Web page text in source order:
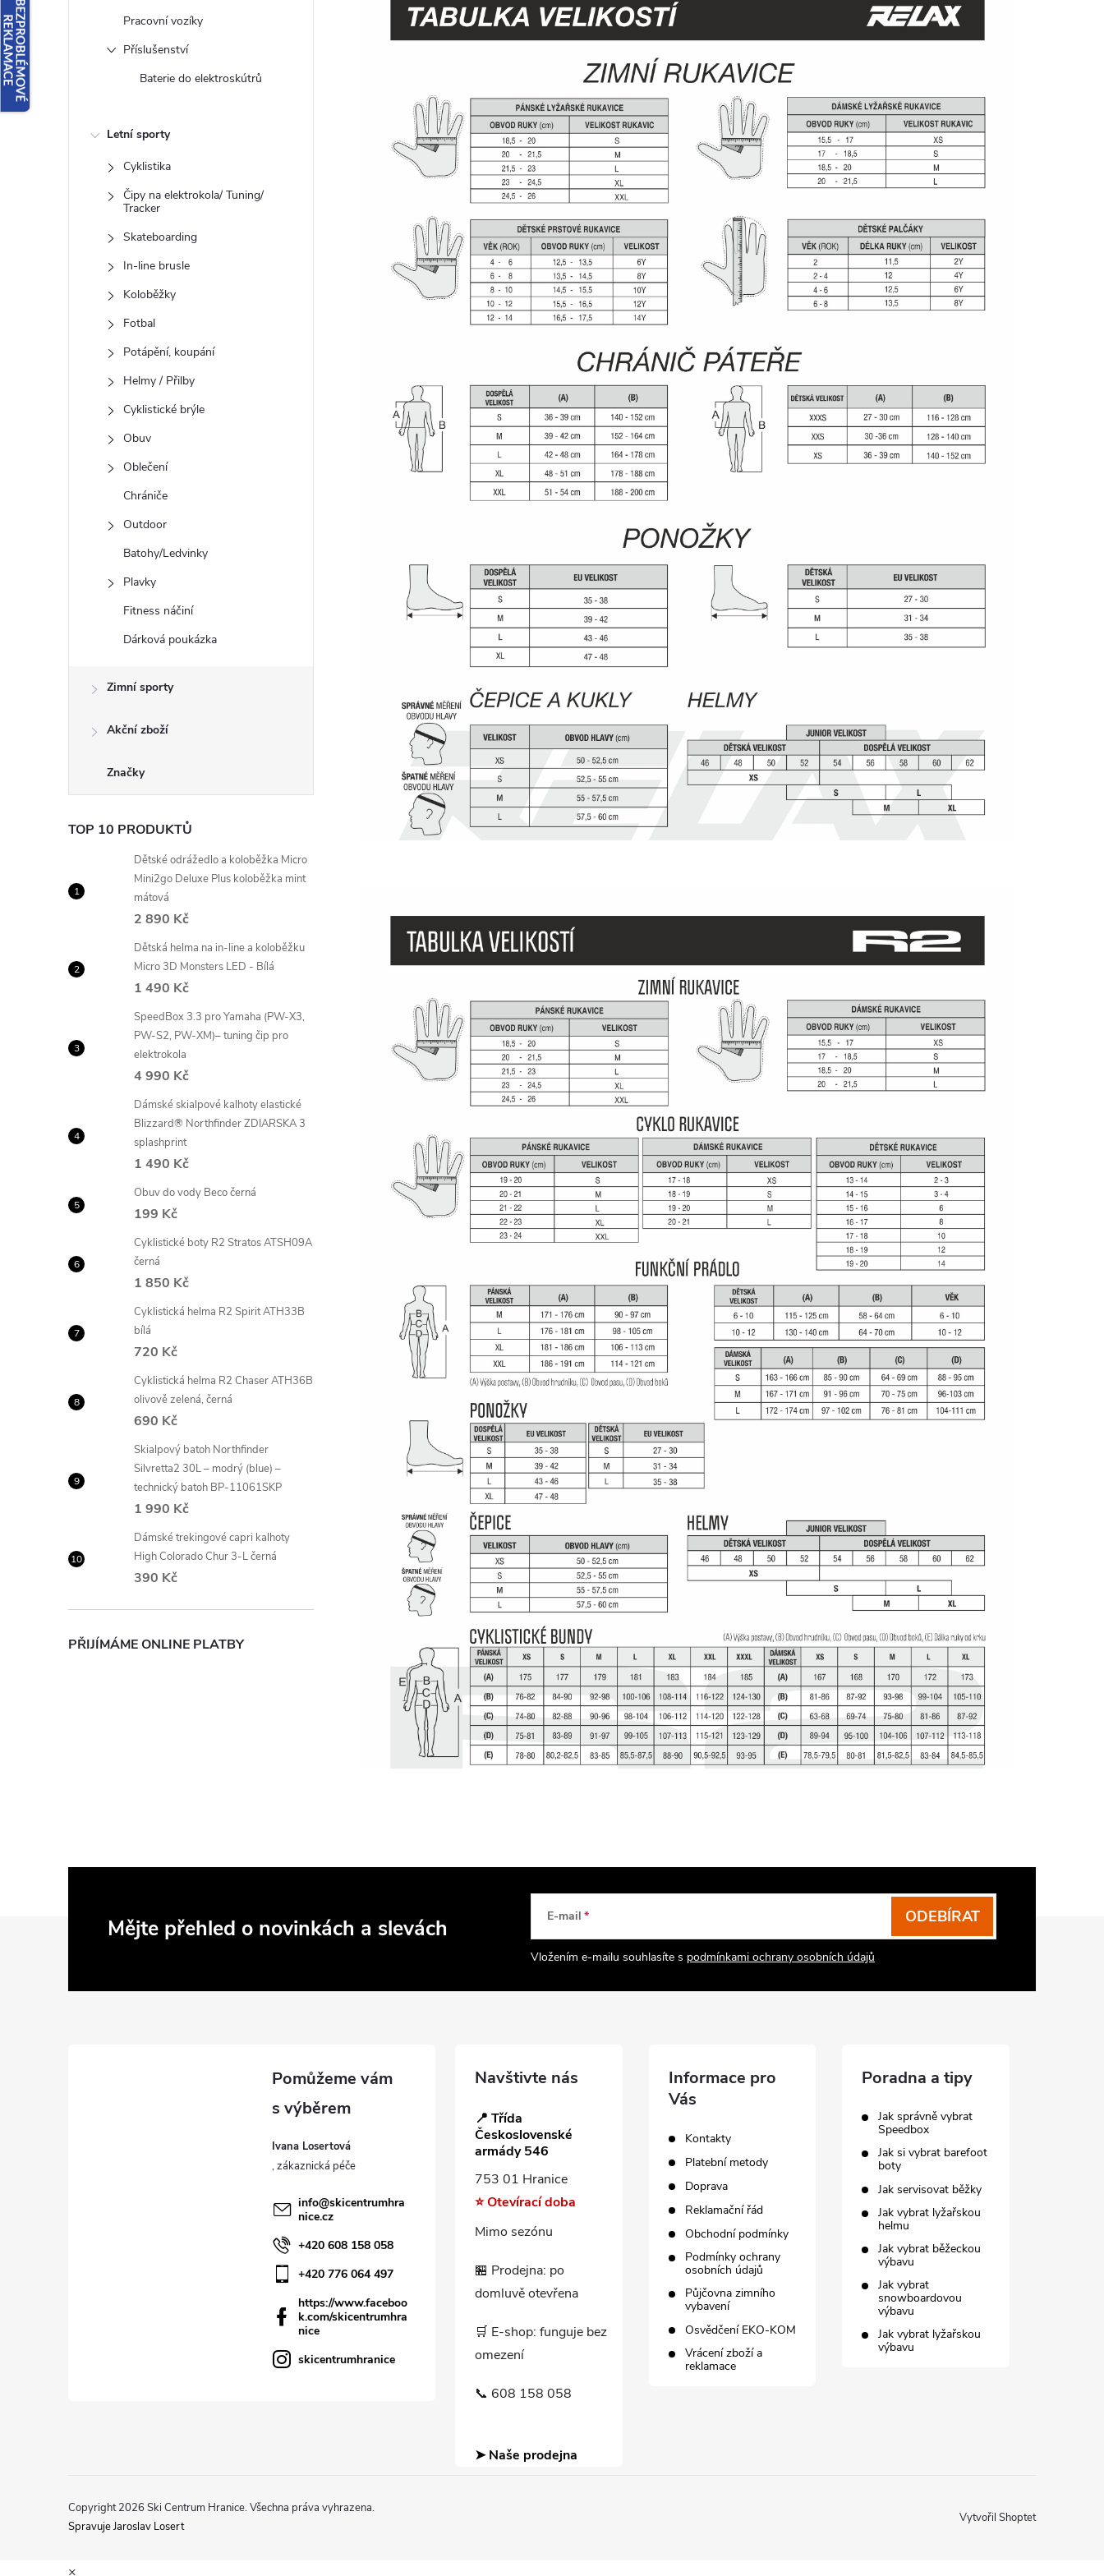
Pracovní vozíky
Příslušenství
Baterie do elektroskútrů
Letní sporty
Cyklistika
Čipy na elektrokola/ Tuning/
Tracker
Skateboarding
In-line brusle
Koloběžky
Fotbal
Potápění, koupání
Helmy / Přilby
Cyklistické brýle
Obuv
Oblečení
Chrániče
Outdoor
Batohy/Ledvinky
Plavky
Fitness náčiní
Dárková poukázka
Zimní sporty
Akční zboží
Značky
TOP 10 PRODUKTŮ
Dětské odrážedlo a koloběžka Micro
Mini2go Deluxe Plus koloběžka mint
mátová
2 890 Kč
Dětská helma na in-line a koloběžku
Micro 3D Monsters LED - Bílá
1 490 Kč
SpeedBox 3.3 pro Yamaha (PW-X3,
PW-S2, PW-XM)– tuning čip pro
elektrokola
4 990 Kč
Dámské skialpové kalhoty elastické
Blizzard® Northfinder ZDIARSKA 3
splashprint
1 490 Kč
Obuv do vody Beco černá
199 Kč
Cyklistické boty R2 Stratos ATSH09A
černá
1 850 Kč
Cyklistická helma R2 Spirit ATH33B
bílá
720 Kč
Cyklistická helma R2 Chaser ATH36B
olivově zelená, černá
690 Kč
Skialpový batoh Northfinder
Silvretta2 30L – modrý (blue) –
technický batoh BP-11061SKP
1 990 Kč
Dámské trekingové capri kalhoty
High Colorado Chur 3-L černá
390 Kč
PŘIJÍMÁME ONLINE PLATBY
Mějte přehled o novinkách a slevách E-mail
Vložením e-mailu souhlasíte s podmínkami ochrany osobních údajů
ODEBÍRAT
Ivana Losertová
info@skicentrumhra
nice.cz
+420 608 158 058
+420 776 064 497
https://www.faceboo
k.com/skicentrumhra
nice
skicentrumhranice
Navštivte nás
📍 Třída
Československé
armády 546
753 01 Hranice
⭐ Otevírací doba
Mimo sezónu
🏪 Prodejna: po
domluvě otevřena
🛒 E-shop: funguje bez
omezení
📞 608 158 058
➤ Naše prodejna
Informace pro
Vás
Kontakty
Platební metody
Doprava
Reklamační řád
Obchodní podmínky
Podmínky ochrany
osobních údajů
Půjčovna zimního
vybavení
Osvědčení EKO-KOM
Vrácení zboží a
reklamace
Poradna a tipy
Jak správně vybrat
Speedbox
Jak si vybrat barefoot
boty
Jak servisovat běžky
Jak vybrat lyžařskou
helmu
Jak vybrat běžeckou
výbavu
Jak vybrat
snowboardovou
výbavu
Jak vybrat lyžařskou
výbavu
Vytvořil Shoptet
Copyright 2026 Ski Centrum Hranice. Všechna práva vyhrazena.
Spravuje Jaroslav Losert
×